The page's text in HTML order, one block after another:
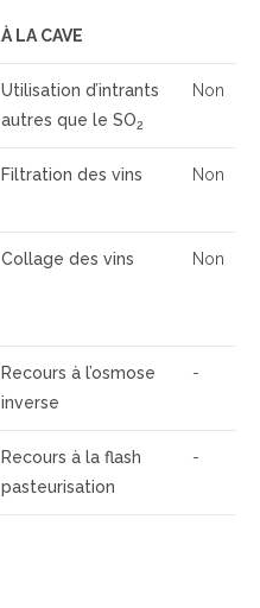
À LA CAVE
Utilisation d’intrants
autres que le SO2
Non
Filtration des vins Non
Collage des vins Non
Recours à l’osmose
inverse
-
Recours à la flash
pasteurisation
-